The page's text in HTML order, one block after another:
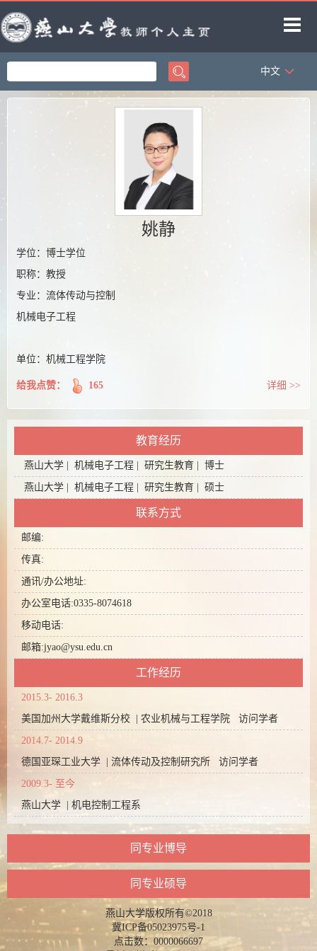
首页
科学研究
中文
姚静
学位：博士学位
职称：教授
专业：流体传动与控制
机械电子工程
单位：机械工程学院
给我点赞： 165 详细 >>
教育经历
燕山大学 | 机械电子工程 | 研究生教育 | 博士
燕山大学 | 机械电子工程 | 研究生教育 | 硕士
联系方式
邮编:
传真:
通讯/办公地址:
办公室电话:0335-8074618
移动电话:
邮箱:jyao@ysu.edu.cn
工作经历
2015.3- 2016.3
美国加州大学戴维斯分校 | 农业机械与工程学院 访问学者
2014.7- 2014.9
德国亚琛工业大学 | 流体传动及控制研究所 访问学者
2009.3- 至今
燕山大学 | 机电控制工程系
同专业博导
同专业硕导
燕山大学版权所有©2018
冀ICP备05023975号-1
点击数：0000066697